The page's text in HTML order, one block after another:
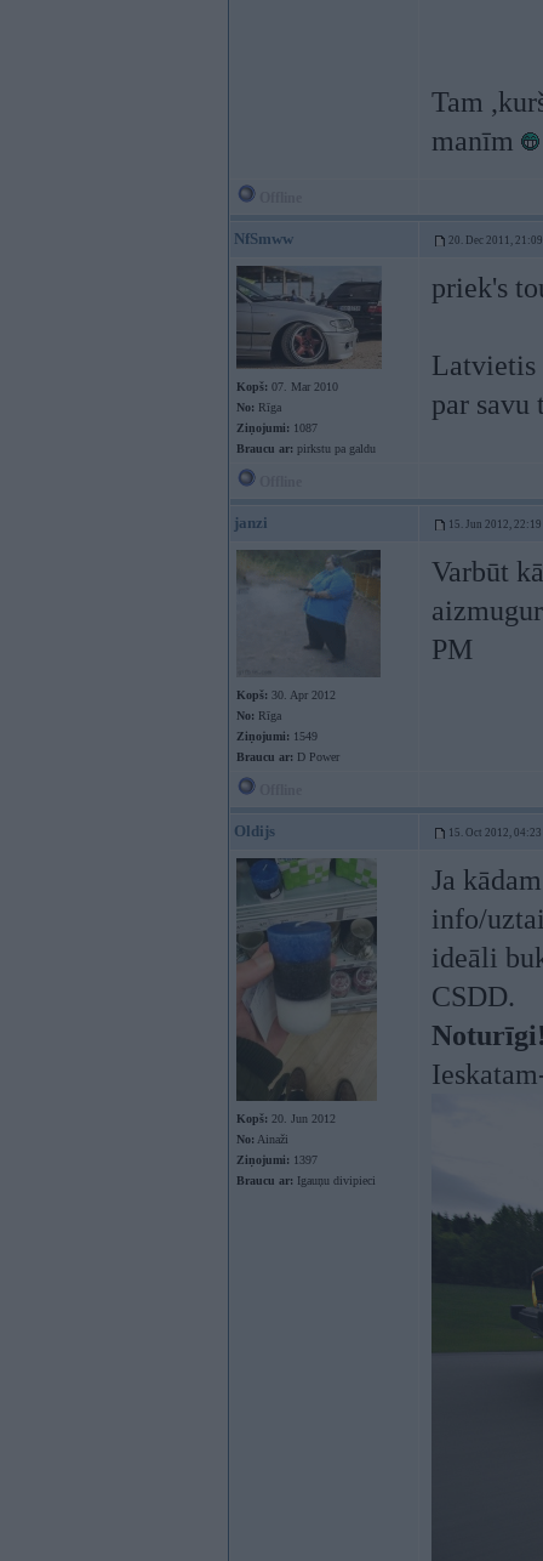
Tam
manīm
NfSmww 20. Dec 2011, 21:09
Kopš: 07. Mar 2010
No: Rīga
Ziņojumi: 1087
Braucu ar: pirkstu pa galdu
priek's
Latvietis
par savu
janzi 15. Jun 2012, 22:19
Kopš: 30. Apr 2012
No: Rīga
Ziņojumi: 1549
Braucu ar: D Power
Varbūt
PM
Oldijs 15. Oct 2012, 04:23
Kopš: 20. Jun 2012
No: Ainaži
Ziņojumi: 1397
Braucu ar: Igauņu divipieci
Ja
info/
ideāli
CSDD.